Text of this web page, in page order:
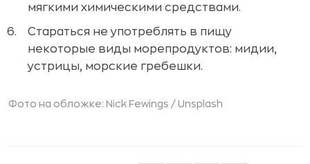
мягкими химическими средствами.
Стараться не употреблять в пищу
некоторые виды морепродуктов: мидии,
устрицы, морские гребешки.
Фото на обложке: Nick Fewings / Unsplash